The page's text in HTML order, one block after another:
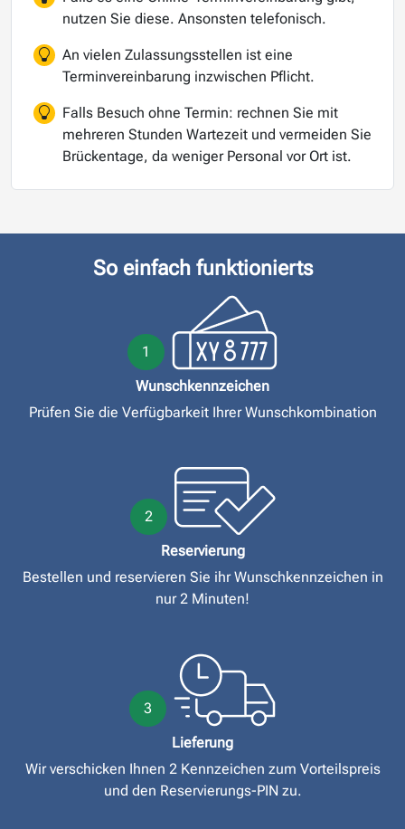
nutzen Sie diese. Ansonsten telefonisch.
An vielen Zulassungsstellen ist eine
Terminvereinbarung inzwischen Pflicht.
Falls Besuch ohne Termin: rechnen Sie mit
mehreren Stunden Wartezeit und vermeiden Sie
Brückentage, da weniger Personal vor Ort ist.
So einfach funktionierts
1
Wunschkennzeichen
Prüfen Sie die Verfügbarkeit Ihrer Wunschkombination
2
Reservierung
Bestellen und reservieren Sie ihr Wunschkennzeichen in
nur 2 Minuten!
3
Lieferung
Wir verschicken Ihnen 2 Kennzeichen zum Vorteilspreis
und den Reservierungs-PIN zu.